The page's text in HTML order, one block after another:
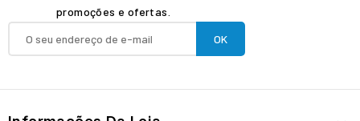
promoções e ofertas.